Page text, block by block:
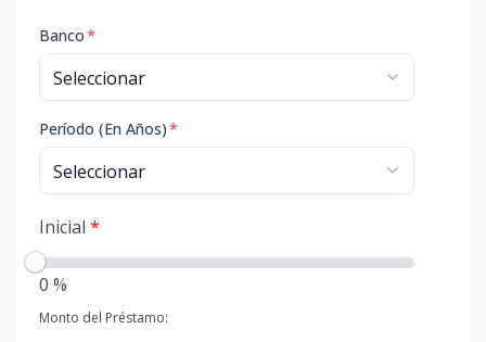
Banco*
Período (En Años)*
Inicial *
0 %
Monto del Préstamo: